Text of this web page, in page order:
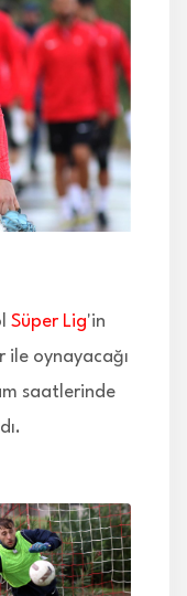
Süper Lig'in
ile oynayacağı
saatlerinde